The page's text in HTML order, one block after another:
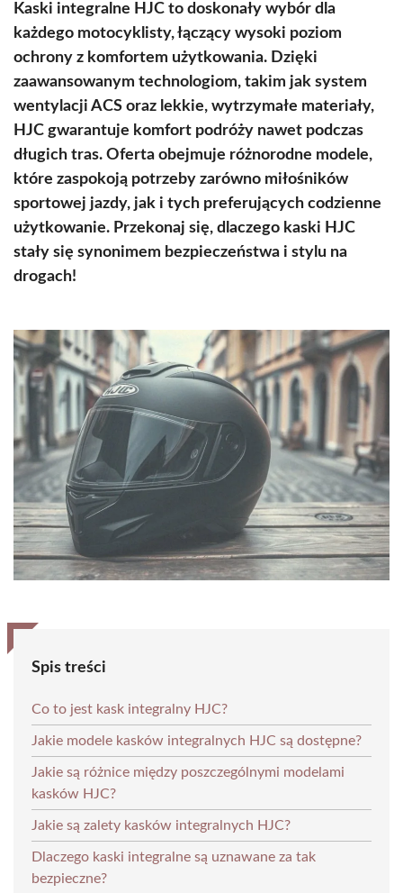
Kaski integralne HJC to doskonały wybór dla
każdego motocyklisty, łączący wysoki poziom
ochrony z komfortem użytkowania. Dzięki
zaawansowanym technologiom, takim jak system
wentylacji ACS oraz lekkie, wytrzymałe materiały,
HJC gwarantuje komfort podróży nawet podczas
długich tras. Oferta obejmuje różnorodne modele,
które zaspokoją potrzeby zarówno miłośników
sportowej jazdy, jak i tych preferujących codzienne
użytkowanie. Przekonaj się, dlaczego kaski HJC
stały się synonimem bezpieczeństwa i stylu na
drogach!
Spis treści
Co to jest kask integralny HJC?
Jakie modele kasków integralnych HJC są dostępne?
Jakie są różnice między poszczególnymi modelami
kasków HJC?
Jakie są zalety kasków integralnych HJC?
Dlaczego kaski integralne są uznawane za tak
bezpieczne?